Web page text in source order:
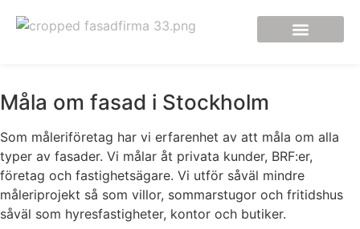
Måla om fasad i Stockholm
Som måleriföretag har vi erfarenhet av att måla om alla
typer av fasader. Vi målar åt privata kunder, BRF:er,
företag och fastighetsägare. Vi utför såväl mindre
måleriprojekt så som villor, sommarstugor och fritidshus
såväl som hyresfastigheter, kontor och butiker.